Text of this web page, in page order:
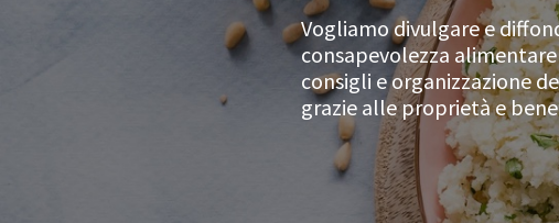
Vogliamo divulgare e
consapevolezza
consigli e organizzazione
grazie alle proprietà e